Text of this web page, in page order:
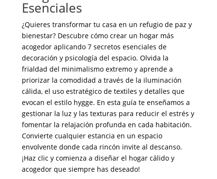
Esenciales
¿Quieres transformar tu casa en un refugio de paz y
bienestar? Descubre cómo crear un hogar más
acogedor aplicando 7 secretos esenciales de
decoración y psicología del espacio. Olvida la
frialdad del minimalismo extremo y aprende a
priorizar la comodidad a través de la iluminación
cálida, el uso estratégico de textiles y detalles que
evocan el estilo hygge. En esta guía te enseñamos a
gestionar la luz y las texturas para reducir el estrés y
fomentar la relajación profunda en cada habitación.
Convierte cualquier estancia en un espacio
envolvente donde cada rincón invite al descanso.
¡Haz clic y comienza a diseñar el hogar cálido y
acogedor que siempre has deseado!